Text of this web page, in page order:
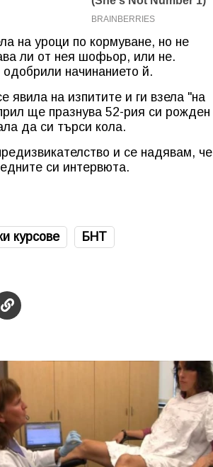
на уроци по кормуване, но не
ли от нея шофьор, или не.
начинанието й.
на изпитите и ги взела "на
ще празнува 52-рия си рожден
да си търси кола.
и се надявам, че
си интервюта.
курсове
БНТ